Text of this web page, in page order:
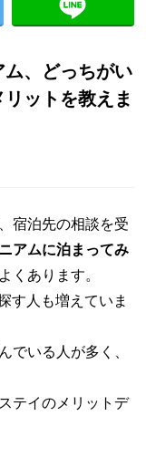
、どっちがい
ットを教えま
宿泊先の相談を受
アムに泊まってみ
くあります。
す人も増えていま
でいる人が多く、
テイのメリットデ